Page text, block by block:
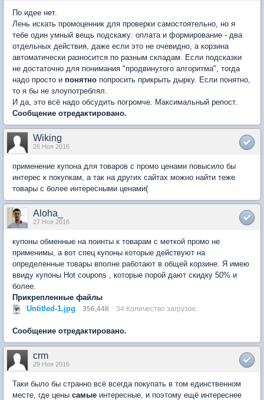
По идее нет.
Лень искать промоценник для проверки самостоятельно, но я
тебе один умный вещь подскажу: оплата и формирование - два
отдельных действия, даже если это не очевидно, а корзина
автоматически разносится по разным складам. Если подсказки
не достаточно для понимания "продвинутого алгоритма", тогда
надо просто и понятно попросить прикрыть дырку. Если понятно,
то я бы не злоупотреблял.
И да, это всё надо обсудить погромче. Максимальный репост.
Сообщение отредактировано.
Wiking
26 Ноя 2016
применение купона для товаров с промо ценами повысило бы
интерес к покупкам, а так на других сайтах можно найти теже
товары с более интересными ценами(
Aloha_
27 Ноя 2016
купоны обменные на поинты к товарам с меткой промо не
применимы, а вот спец купоны которые действуют на
определенные товары вполне работают в общей корзине. Я имею
ввиду купоны Hot coupons , которые порой дают скидку 50% и
более.
Прикрепленные файлы
Untitled-1.jpg
356,44К 34 Количество загрузок:
Сообщение отредактировано.
crm
29 Ноя 2016
Таки было бы странно всё всегда покупать в том единственном
месте, где цены самые интересные, и поэтому ещё интереснее